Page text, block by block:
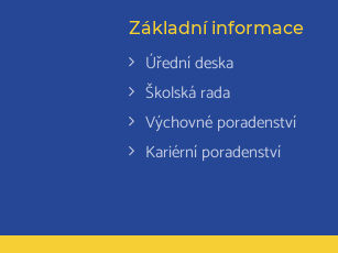
Základní informace
Úřední deska
Školská rada
Výchovné poradenství
Kariérní poradenství